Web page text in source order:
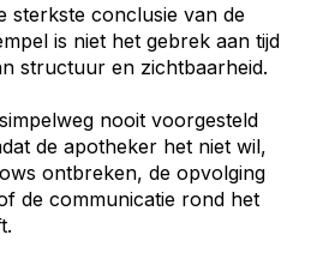
sterkste conclusie van de
is niet het gebrek aan tijd
structuur en zichtbaarheid.
nooit voorgesteld
de apotheker het niet wil,
ontbreken, de opvolging
de communicatie rond het